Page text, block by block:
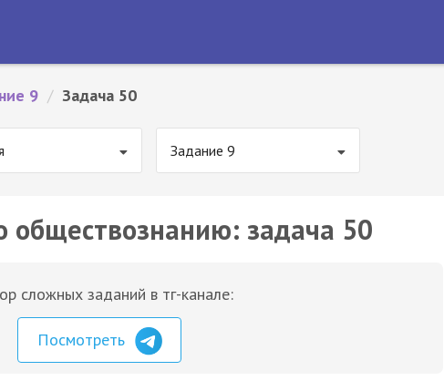
9 / Задача 50
Задание 9
обществознанию: задача 50
сложных заданий в тг-канале:
Посмотреть